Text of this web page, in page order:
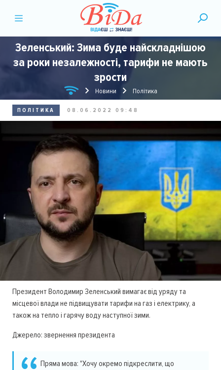
Зеленський: Зима буде найскладнішою
за роки незалежності, тарифи не мають
зрости
Новини Політика
ПОЛІТИКА 08.06.2022 09:48
Президент Володимир Зеленський вимагає від уряду та
місцевої влади не підвищувати тарифи на газ і електрику, а
також на тепло і гарячу воду наступної зими.
Джерело: звернення президента
Пряма мова: "Хочу окремо підкреслити, що